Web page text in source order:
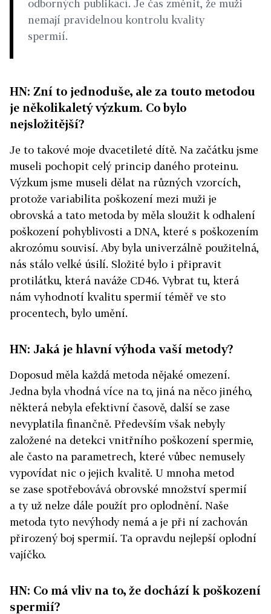
odborných publikací. Je čas změnit, že muži
nemají pravidelnou kontrolu kvality
spermií.
HN: Zní to jednoduše, ale za touto metodou
je několikaletý výzkum. Co bylo
nejsložitější?
Je to takové moje dvacetileté dítě. Na začátku jsme
museli pochopit celý princip daného proteinu.
Výzkum jsme museli dělat na různých vzorcích,
protože variabilita poškození mezi muži je
obrovská a tato metoda by měla sloužit k odhalení
poškození pohyblivosti a DNA, které s poškozením
akrozómu souvisí. Aby byla univerzálně použitelná,
nás stálo velké úsilí. Složité bylo i připravit
protilátku, která naváže CD46. Vybrat tu, která
nám vyhodnotí kvalitu spermií téměř ve sto
procentech, bylo umění.
HN: Jaká je hlavní výhoda vaší metody?
Doposud měla každá metoda nějaké omezení.
Jedna byla vhodná více na to, jiná na něco jiného,
některá nebyla efektivní časově, další se zase
nevyplatila finančně. Především však nebyly
založené na detekci vnitřního poškození spermie,
ale často na parametrech, které vůbec nemusely
vypovídat nic o jejich kvalitě. U mnoha metod
se zase spotřebovává obrovské množství spermií
a ty už nelze dále použít pro oplodnění. Naše
metoda tyto nevýhody nemá a je při ní zachován
přirozený boj spermií. Ta opravdu nejlepší oplodní
vajíčko.
HN: Co má vliv na to, že dochází k poškození
spermií?